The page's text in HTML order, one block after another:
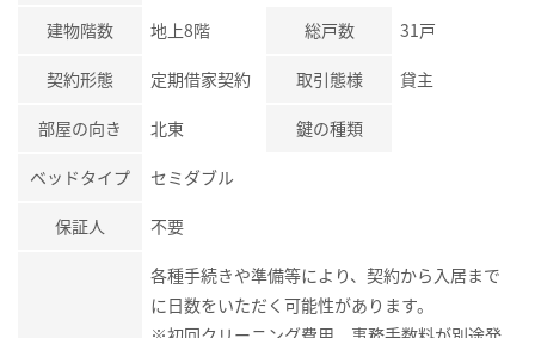
建物階数
地上8階 総戸数 31戸
契約形態 定期借家契約 取引態様 貸主
部屋の向き 北東 鍵の種類
ベッドタイプ セミダブル
保証人 不要
各種手続きや準備等により、契約から入居まで
に日数をいただく可能性があります。